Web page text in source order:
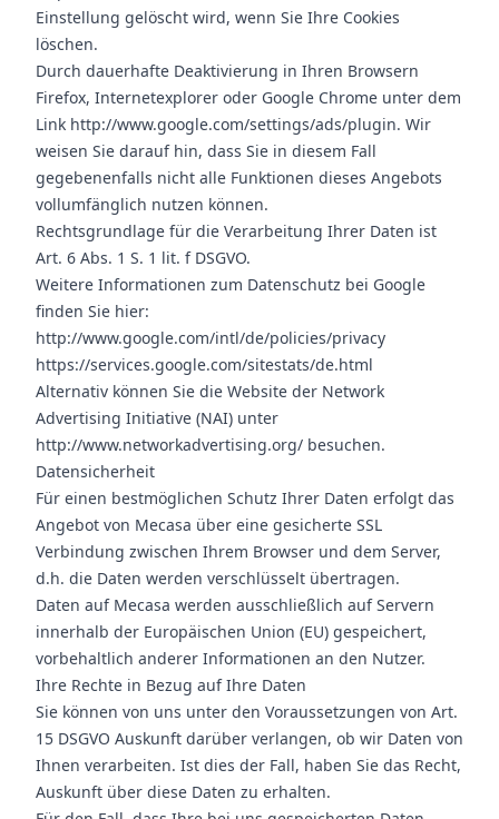
Einstellung gelöscht wird, wenn Sie Ihre Cookies
löschen.
Durch dauerhafte Deaktivierung in Ihren Browsern
Firefox, Internetexplorer oder Google Chrome unter dem
Link http://www.google.com/settings/ads/plugin. Wir
weisen Sie darauf hin, dass Sie in diesem Fall
gegebenenfalls nicht alle Funktionen dieses Angebots
vollumfänglich nutzen können.
Rechtsgrundlage für die Verarbeitung Ihrer Daten ist
Art. 6 Abs. 1 S. 1 lit. f DSGVO.
Weitere Informationen zum Datenschutz bei Google
finden Sie hier:
http://www.google.com/intl/de/policies/privacy
https://services.google.com/sitestats/de.html
Alternativ können Sie die Website der Network
Advertising Initiative (NAI) unter
http://www.networkadvertising.org/ besuchen.
Datensicherheit
Für einen bestmöglichen Schutz Ihrer Daten erfolgt das
Angebot von Mecasa über eine gesicherte SSL
Verbindung zwischen Ihrem Browser und dem Server,
d.h. die Daten werden verschlüsselt übertragen.
Daten auf Mecasa werden ausschließlich auf Servern
innerhalb der Europäischen Union (EU) gespeichert,
vorbehaltlich anderer Informationen an den Nutzer.
Ihre Rechte in Bezug auf Ihre Daten
Sie können von uns unter den Voraussetzungen von Art.
15 DSGVO Auskunft darüber verlangen, ob wir Daten von
Ihnen verarbeiten. Ist dies der Fall, haben Sie das Recht,
Auskunft über diese Daten zu erhalten.